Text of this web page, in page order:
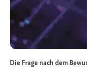
Die Frage nach dem